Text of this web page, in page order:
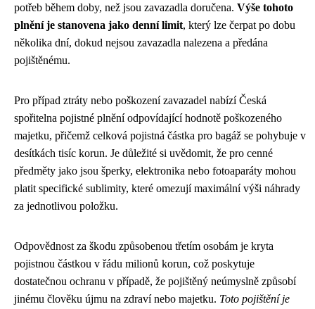
potřeb během doby, než jsou zavazadla doručena. Výše tohoto
plnění je stanovena jako denní limit, který lze čerpat po dobu
několika dní, dokud nejsou zavazadla nalezena a předána
pojištěnému.
Pro případ ztráty nebo poškození zavazadel nabízí Česká
spořitelna pojistné plnění odpovídající hodnotě poškozeného
majetku, přičemž celková pojistná částka pro bagáž se pohybuje v
desítkách tisíc korun. Je důležité si uvědomit, že pro cenné
předměty jako jsou šperky, elektronika nebo fotoaparáty mohou
platit specifické sublimity, které omezují maximální výši náhrady
za jednotlivou položku.
Odpovědnost za škodu způsobenou třetím osobám je kryta
pojistnou částkou v řádu milionů korun, což poskytuje
dostatečnou ochranu v případě, že pojištěný neúmyslně způsobí
jinému člověku újmu na zdraví nebo majetku. Toto pojištění je